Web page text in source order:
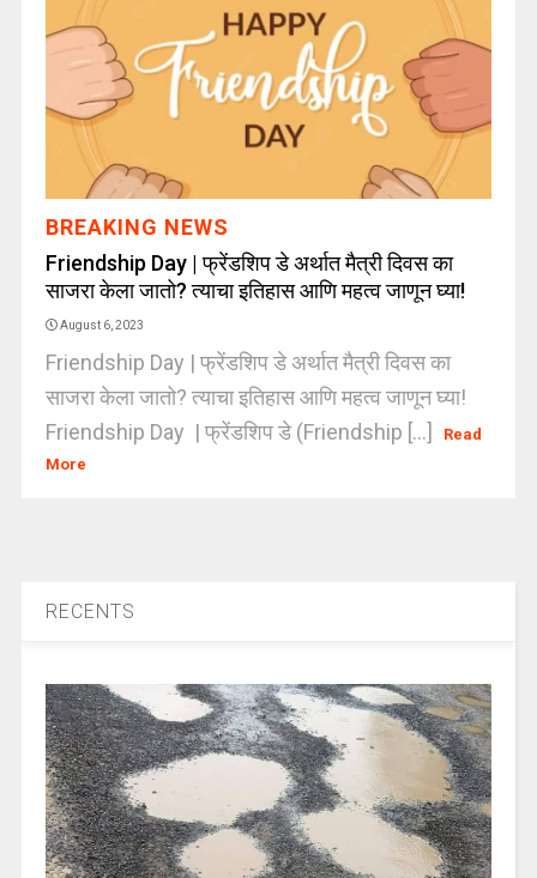
BREAKING NEWS
Friendship Day | फ्रेंडशिप डे अर्थात मैत्री दिवस का
साजरा केला जातो? त्याचा इतिहास आणि महत्व जाणून घ्या!
August 6, 2023
Friendship Day | फ्रेंडशिप डे अर्थात मैत्री दिवस का
साजरा केला जातो? त्याचा इतिहास आणि महत्व जाणून घ्या!
Friendship Day | फ्रेंडशिप डे (Friendship [...]
Read
More
RECENTS